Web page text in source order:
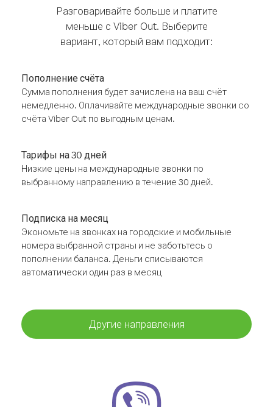
Разговаривайте больше и платите
меньше с Viber Out. Выберите
вариант, который вам подходит:
Пополнение счёта
Сумма пополнения будет зачислена на ваш счёт
немедленно. Оплачивайте международные звонки со
счёта Viber Out по выгодным ценам.
Тарифы на 30 дней
Низкие цены на международные звонки по
выбранному направлению в течение 30 дней.
Подписка на месяц
Экономьте на звонках на городские и мобильные
номера выбранной страны и не заботьтесь о
пополнении баланса. Деньги списываются
автоматически один раз в месяц
Другие направления